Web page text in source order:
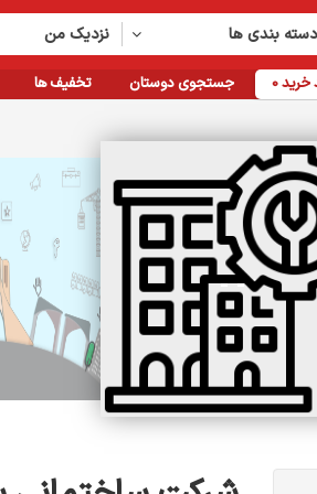
نزدیک من بندی ها
تخفیف ها جستجوی دوستان خرید0